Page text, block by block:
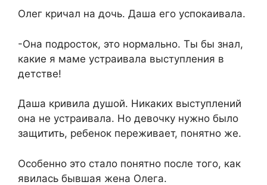
Олег кричал на дочь. Даша его успокаивала.
-Она подросток, это нормально. Ты бы знал,
какие я маме устраивала выступления в
детстве!
Даша кривила душой. Никаких выступлений
она не устраивала. Но девочку нужно было
защитить, ребенок переживает, понятно же.
Особенно это стало понятно после того, как
явилась бывшая жена Олега.